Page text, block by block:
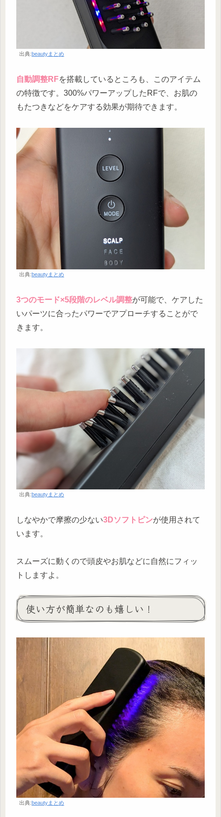
出典:beautyまとめ
自動調整RFを搭載しているところも、このアイテム
の特徴です。300%パワーアップしたRFで、お肌の
もたつきなどをケアする効果が期待できます。
出典:beautyまとめ
3つのモード×5段階のレベル調整が可能で、ケアした
いパーツに合ったパワーでアプローチすることがで
きます。
出典:beautyまとめ
しなやかで摩擦の少ない3Dソフトピンが使用されて
います。
スムーズに動くので頭皮やお肌などに自然にフィッ
トしますよ。
使い方が簡単なのも嬉しい！
出典:beautyまとめ